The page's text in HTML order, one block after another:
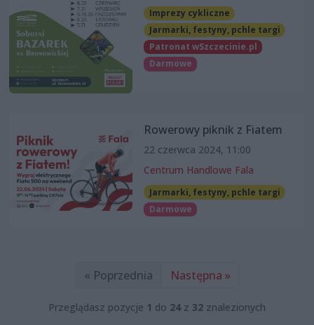
Imprezy cykliczne
Jarmarki, festyny, pchle targi
Patronat wSzczecinie.pl
Darmowe
Rowerowy piknik z Fiatem
22 czerwca 2024, 11:00
Centrum Handlowe Fala
Jarmarki, festyny, pchle targi
Darmowe
« Poprzednia Następna »
Przeglądasz pozycje 1 do 24z 32 znalezionych